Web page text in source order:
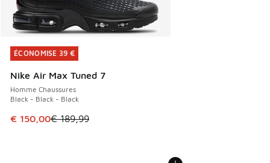
ÉCONOMISE 39 €
Nike Air Max Tuned 7
Homme Chaussures
Black - Black - Black
Cet article est en promotion. Prix en baisse de € 189,99 à
€ 150,00€ 189,99
ÉCONOMISE 39 €